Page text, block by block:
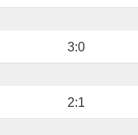
3:0
2:1